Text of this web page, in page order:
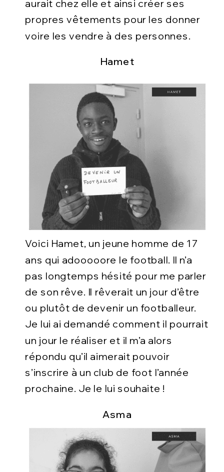
aurait chez elle et ainsi créer ses
propres vêtements pour les donner
voire les vendre à des personnes.
Hamet
Voici Hamet, un jeune homme de 17
ans qui adooooore le football. Il n’a
pas longtemps hésité pour me parler
de son rêve. Il rêverait un jour d’être
ou plutôt de devenir un footballeur.
Je lui ai demandé comment il pourrait
un jour le réaliser et il m’a alors
répondu qu’il aimerait pouvoir
s’inscrire à un club de foot l’année
prochaine. Je le lui souhaite !
Asma